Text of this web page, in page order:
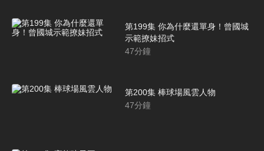
第199集 你為什麼還單身！曾國城
示範撩妹招式
47分鐘
第200集 棒球場風雲人物
47分鐘